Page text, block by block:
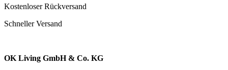
Kostenloser Rückversand
Schneller Versand
OK Living GmbH & Co. KG